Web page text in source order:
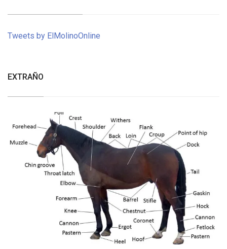
Tweets by ElMolinoOnline
EXTRAÑO